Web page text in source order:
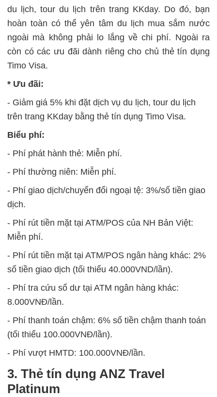
du lịch, tour du lịch trên trang KKday. Do đó, bạn
hoàn toàn có thể yên tâm du lịch mua sắm nước
ngoài mà không phải lo lắng về chi phí. Ngoài ra
còn có các ưu đãi dành riêng cho chủ thẻ tín dụng
Timo Visa.
* Ưu đãi:
- Giảm giá 5% khi đặt dịch vụ du lịch, tour du lịch
trên trang KKday bằng thẻ tín dụng Timo Visa.
Biểu phí:
- Phí phát hành thẻ: Miễn phí.
- Phí thường niên: Miễn phí.
- Phí giao dịch/chuyển đổi ngoại tệ: 3%/số tiền giao
dịch.
- Phí rút tiền mặt tại ATM/POS của NH Bản Việt:
Miễn phí.
- Phí rút tiền mặt tại ATM/POS ngân hàng khác: 2%
số tiền giao dịch (tối thiểu 40.000VND/lần).
- Phí tra cứu số dư tại ATM ngân hàng khác:
8.000VNĐ/lần.
- Phí thanh toán chậm: 6% số tiền chậm thanh toán
(tối thiểu 100.000VNĐ/lần).
- Phí vượt HMTD: 100.000VNĐ/lần.
3. Thẻ tín dụng ANZ Travel
Platinum